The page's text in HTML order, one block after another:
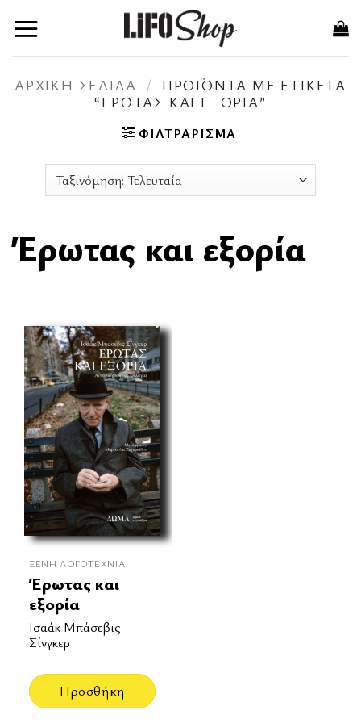
στο
ΑΡΧΙΚΉ ΣΕΛΊΔΑ /
ΠΡΟΪΌΝΤΑ ΜΕ ΕΤΙΚΈΤΑ
“ΈΡΩΤΑΣ ΚΑΙ ΕΞΟΡΊΑ”
ΦΙΛΤΡΆΡΙΣΜΑ
Έρωτας και εξορία
ΞΈΝΗ ΛΟΓΟΤΕΧΝΊΑ
Έρωτας και
εξορία
Ισαάκ Μπάσεβις
Σίνγκερ
Προσθήκη